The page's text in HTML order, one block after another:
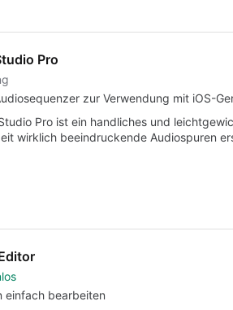
Pro
zur Verwendung mit iOS-
Pro ist ein handliches und
wirklich beeindruckende Audiospuren
einfach bearbeiten